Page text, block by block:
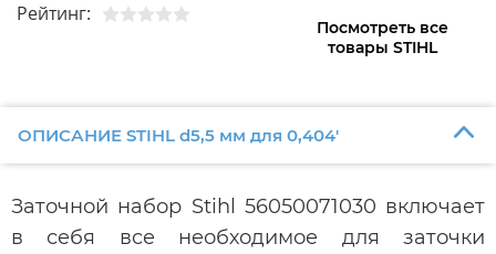
Рейтинг:
Посмотреть все
товары STIHL
ОПИСАНИЕ STIHL d5,5 мм для 0,404'
Заточной набор Stihl 56050071030 включает
в себя все необходимое для заточки